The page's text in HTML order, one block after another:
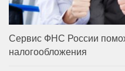
Сервис ФНС России
налогообложения